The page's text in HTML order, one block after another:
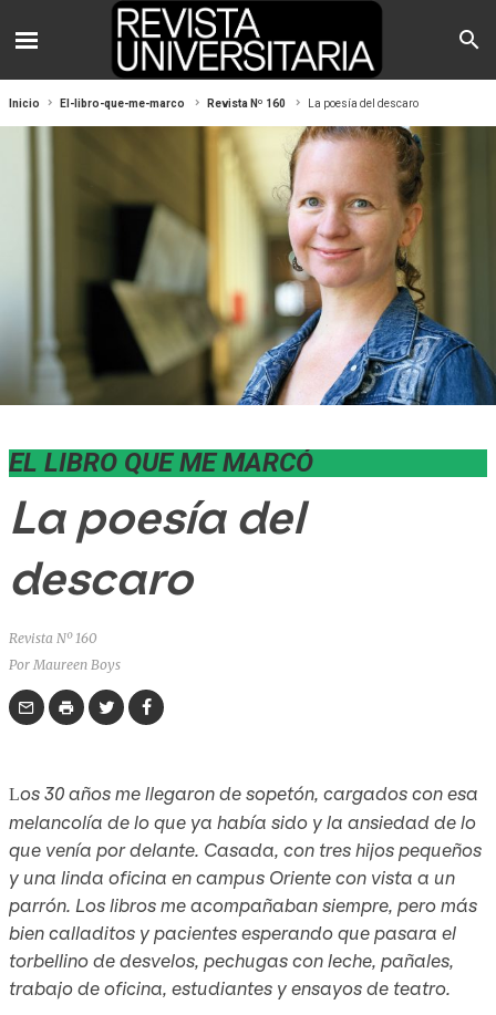
Inicio El-libro-que-me-marco Revista Nº 160 La poesía del descaro
Revista Nº 160
Por Maureen Boys
EL LIBRO QUE ME MARCÓ
La poesía del
descaro
Los 30 años me llegaron de sopetón, cargados con esa
melancolía de lo que ya había sido y la ansiedad de lo
que venía por delante. Casada, con tres hijos pequeños
y una linda oficina en campus Oriente con vista a un
parrón. Los libros me acompañaban siempre, pero más
bien calladitos y pacientes esperando que pasara el
torbellino de desvelos, pechugas con leche, pañales,
trabajo de oficina, estudiantes y ensayos de teatro.